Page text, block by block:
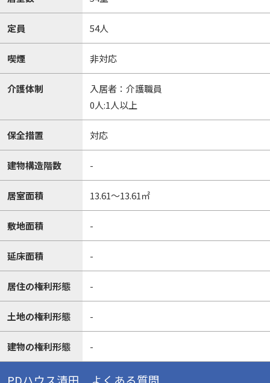
定員 54人
喫煙 非対応
介護体制
入居者：介護職員
0人:1人以上
保全措置 対応
建物構造階数 -
居室面積 13.61～13.61㎡
敷地面積 -
延床面積 -
居住の権利形態 -
土地の権利形態 -
建物の権利形態 -